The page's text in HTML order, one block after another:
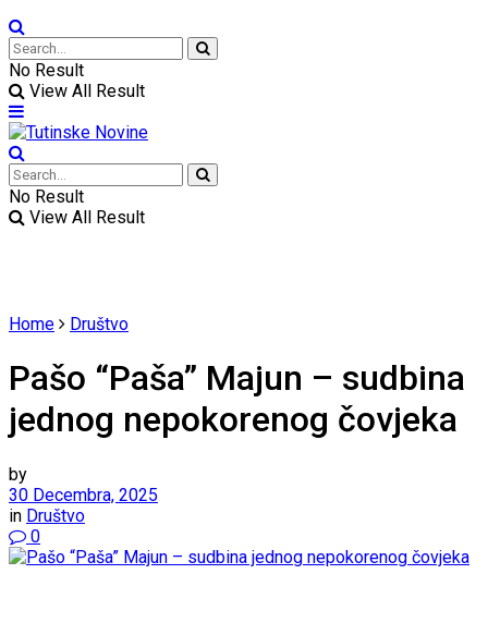
No Result
View All Result
No Result
View All Result
Home Društvo
Pašo “Paša” Majun – sudbina
jednog nepokorenog čovjeka
by
30 Decembra, 2025
in Društvo
0